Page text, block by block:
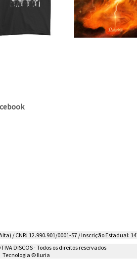
/ CNPJ 12.990.901/0001-57 / Inscrição Estadual:
DISCOS - Todos os direitos reservados
Tecnologia © Iluria